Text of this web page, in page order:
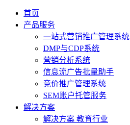
首页
产品服务
一站式营销推广管理系统
DMP与CDP系统
营销分析系统
信息流广告批量助手
竞价推广管理系统
SEM账户托管服务
解决方案
解决方案 教育行业